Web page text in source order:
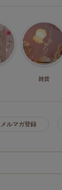
雑貨
メルマガ登録